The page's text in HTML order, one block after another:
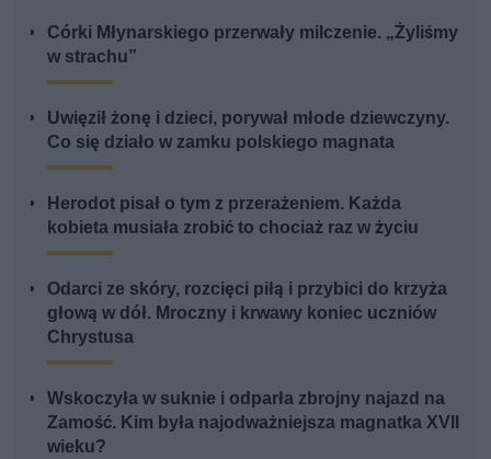
Córki Młynarskiego przerwały milczenie. „Żyliśmy
w strachu”
Uwięził żonę i dzieci, porywał młode dziewczyny.
Co się działo w zamku polskiego magnata
Herodot pisał o tym z przerażeniem. Każda
kobieta musiała zrobić to chociaż raz w życiu
Odarci ze skóry, rozcięci piłą i przybici do krzyża
głową w dół. Mroczny i krwawy koniec uczniów
Chrystusa
Wskoczyła w suknie i odparła zbrojny najazd na
Zamość. Kim była najodważniejsza magnatka XVII
wieku?